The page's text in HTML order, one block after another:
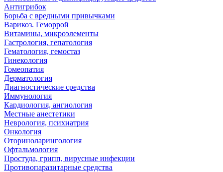
Антигрибок
Борьба с вредными привычками
Варикоз. Геморрой
Витамины, микроэлементы
Гастрология, гепатология
Гематология, гемостаз
Гинекология
Гомеопатия
Дерматология
Диагностические средства
Иммунология
Кардиология, ангиология
Местные анестетики
Неврология, психиатрия
Онкология
Оториноларингология
Офтальмология
Простуда, грипп, вирусные инфекции
Противопаразитарные средства